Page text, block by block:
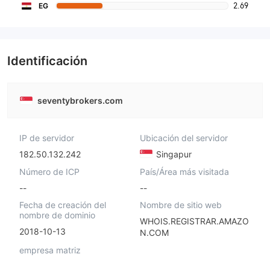
EG 2.69
Identificación
seventybrokers.com
IP de servidor
182.50.132.242
Ubicación del servidor
Singapur
Número de ICP
--
País/Área más visitada
--
Fecha de creación del
nombre de dominio
2018-10-13
Nombre de sitio web
WHOIS.REGISTRAR.AMAZO
N.COM
empresa matriz